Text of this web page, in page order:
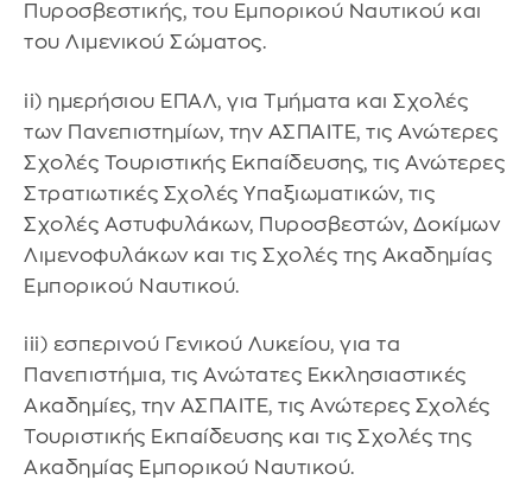
Πυροσβεστικής, του Εμπορικού Ναυτικού και
του Λιμενικού Σώματος.
ii) ημερήσιου ΕΠΑΛ, για Τμήματα και Σχολές
των Πανεπιστημίων, την ΑΣΠΑΙΤΕ, τις Ανώτερες
Σχολές Τουριστικής Εκπαίδευσης, τις Ανώτερες
Στρατιωτικές Σχολές Υπαξιωματικών, τις
Σχολές Αστυφυλάκων, Πυροσβεστών, Δοκίμων
Λιμενοφυλάκων και τις Σχολές της Ακαδημίας
Εμπορικού Ναυτικού.
iii) εσπερινού Γενικού Λυκείου, για τα
Πανεπιστήμια, τις Ανώτατες Εκκλησιαστικές
Ακαδημίες, την ΑΣΠΑΙΤΕ, τις Ανώτερες Σχολές
Τουριστικής Εκπαίδευσης και τις Σχολές της
Ακαδημίας Εμπορικού Ναυτικού.